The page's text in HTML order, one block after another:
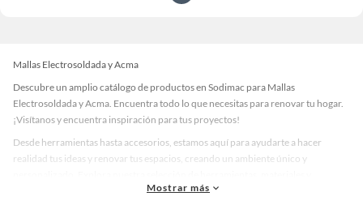
Mallas Electrosoldada y Acma
Descubre un amplio catálogo de productos en Sodimac para Mallas
Electrosoldada y Acma. Encuentra todo lo que necesitas para renovar tu hogar.
¡Visítanos y encuentra inspiración para tus proyectos!
Desde herramientas hasta accesorios, estamos aquí para ayudarte a hacer
realidad tus ideas y renovar tus espacios, creando un ambiente único y
accesorios de calidad que te ayudarán a crear un espacio más tú.
Mostrar más